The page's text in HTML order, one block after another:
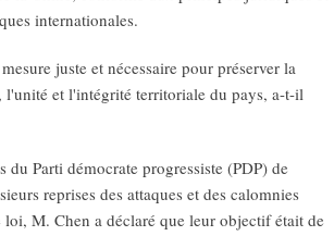
internationales.
juste et nécessaire pour préserver la
l'unité et l'intégrité territoriale du pays, a-t-il
du Parti démocrate progressiste (PDP) de
reprises des attaques et des calomnies
M. Chen a déclaré que leur objectif était de